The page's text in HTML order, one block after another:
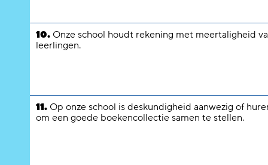
10. Onze school houdt rekening met meertaligheid
leerlingen.
11. Op onze school is deskundigheid aanwezig of
om een goede boekencollectie samen te stellen.